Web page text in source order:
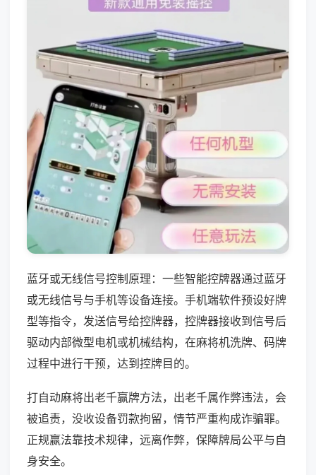
蓝牙或无线信号控制原理：一些智能控牌器通过蓝牙
或无线信号与手机等设备连接。手机端软件预设好牌
型等指令，发送信号给控牌器，控牌器接收到信号后
驱动内部微型电机或机械结构，在麻将机洗牌、码牌
过程中进行干预，达到控牌目的。
打自动麻将出老千赢牌方法，出老千属作弊违法，会
被追责，没收设备罚款拘留，情节严重构成诈骗罪。
正规赢法靠技术规律，远离作弊，保障牌局公平与自
身安全。